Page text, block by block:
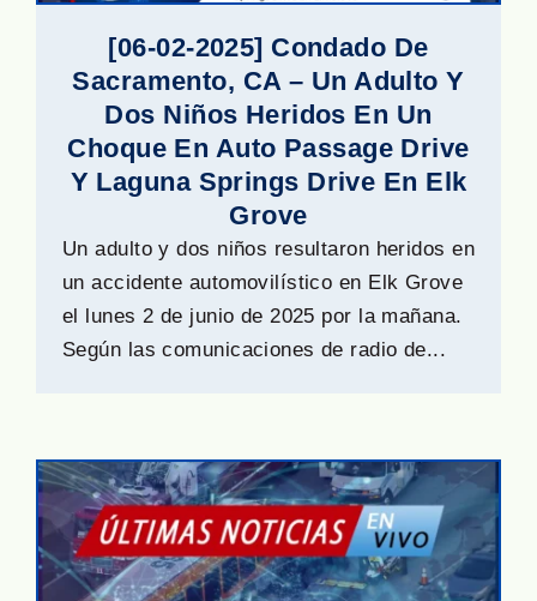
[06-02-2025] Condado De
Sacramento, CA – Un Adulto Y
Dos Niños Heridos En Un
Choque En Auto Passage Drive
Y Laguna Springs Drive En Elk
Grove
Un adulto y dos niños resultaron heridos en
un accidente automovilístico en Elk Grove
el lunes 2 de junio de 2025 por la mañana.
Según las comunicaciones de radio de...